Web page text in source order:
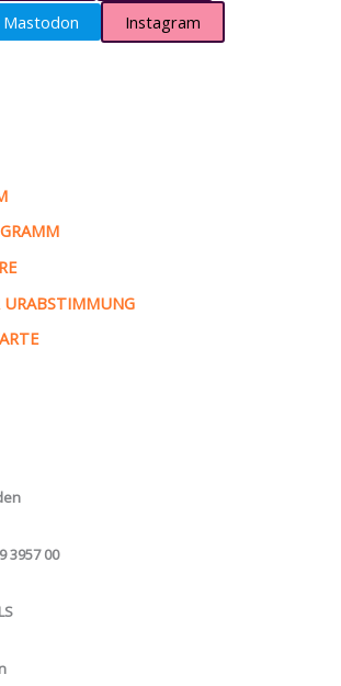
Mastodon
Instagram
URABSTIMMUNG
3957 00